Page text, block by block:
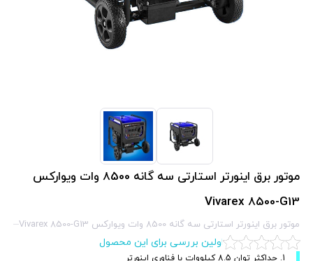
موتور برق اينورتر استارتی سه گانه 8500 وات ويواركس
Vivarex 8500-G13
موتور برق اينورتر استارتی سه گانه 8500 وات ويواركس Vivarex 8500-G13
اولین بررسی برای این محصول
1. حداکثر توان 8.5 کیلووات با فناوری اینورتر